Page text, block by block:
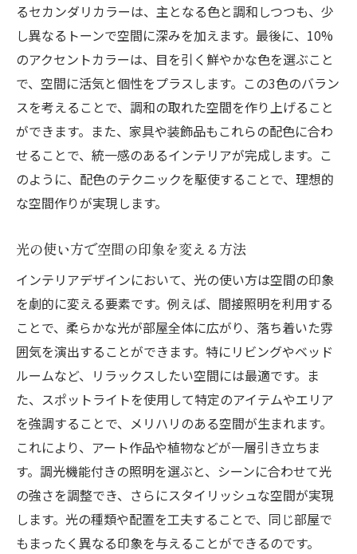
るセカンダリカラーは、主となる色と調和しつつも、少
し異なるトーンで空間に深みを加えます。最後に、10%
のアクセントカラーは、目を引く鮮やかな色を選ぶこと
で、空間に活気と個性をプラスします。この3色のバラン
スを考えることで、調和の取れた空間を作り上げること
ができます。また、家具や装飾品もこれらの配色に合わ
せることで、統一感のあるインテリアが完成します。こ
のように、配色のテクニックを駆使することで、理想的
な空間作りが実現します。
光の使い方で空間の印象を変える方法
インテリアデザインにおいて、光の使い方は空間の印象
を劇的に変える要素です。例えば、間接照明を利用する
ことで、柔らかな光が部屋全体に広がり、落ち着いた雰
囲気を演出することができます。特にリビングやベッド
ルームなど、リラックスしたい空間には最適です。ま
た、スポットライトを使用して特定のアイテムやエリア
を強調することで、メリハリのある空間が生まれます。
これにより、アート作品や植物などが一層引き立ちま
す。調光機能付きの照明を選ぶと、シーンに合わせて光
の強さを調整でき、さらにスタイリッシュな空間が実現
します。光の種類や配置を工夫することで、同じ部屋で
もまったく異なる印象を与えることができるのです。